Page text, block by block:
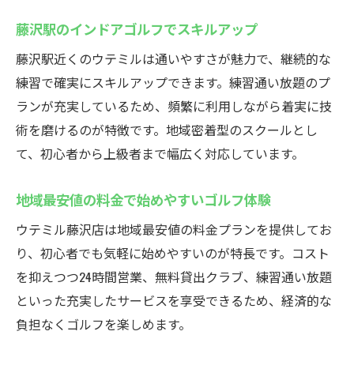
藤沢駅のインドアゴルフでスキルアップ
藤沢駅近くのウテミルは通いやすさが魅力で、継続的な
練習で確実にスキルアップできます。練習通い放題のプ
ランが充実しているため、頻繁に利用しながら着実に技
術を磨けるのが特徴です。地域密着型のスクールとし
て、初心者から上級者まで幅広く対応しています。
地域最安値の料金で始めやすいゴルフ体験
ウテミル藤沢店は地域最安値の料金プランを提供してお
り、初心者でも気軽に始めやすいのが特長です。コスト
を抑えつつ24時間営業、無料貸出クラブ、練習通い放題
といった充実したサービスを享受できるため、経済的な
負担なくゴルフを楽しめます。